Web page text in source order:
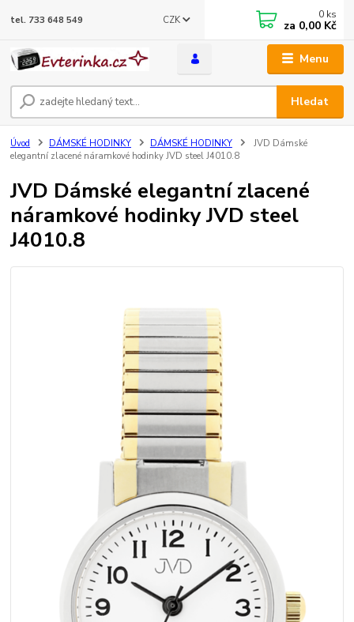
Menu
CZK
Hledat
tel. 733 648 549 0 ks
za 0,00 Kč
Úvod DÁMSKÉ HODINKY DÁMSKÉ HODINKY
JVD Dámské
elegantní zlacené náramkové hodinky JVD steel J4010.8
JVD Dámské elegantní zlacené
náramkové hodinky JVD steel
J4010.8